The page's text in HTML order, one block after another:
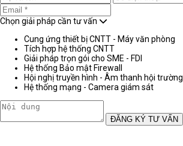
Chọn giải pháp cần tư vấn
Cung ứng thiết bị CNTT - Máy văn phòng
Tích hợp hệ thống CNTT
Giải pháp trọn gói cho SME - FDI
Hệ thống Bảo mật Firewall
Hội nghị truyền hình - Âm thanh hội trường
Hệ thống mạng - Camera giám sát
ĐĂNG KÝ TƯ VẤN